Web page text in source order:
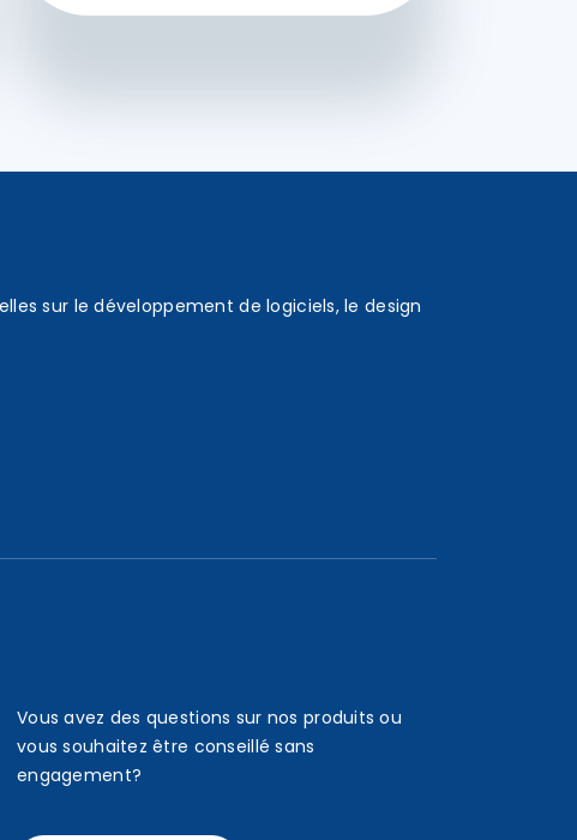
sur le développement de logiciels, le design
Vous avez des questions sur nos produits ou
vous souhaitez être conseillé sans
engagement?